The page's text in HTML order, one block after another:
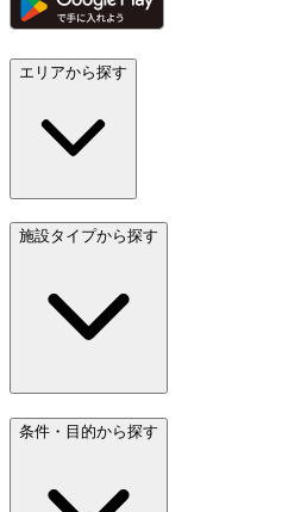
エリアから探す
施設タイプから探す
条件・目的から探す